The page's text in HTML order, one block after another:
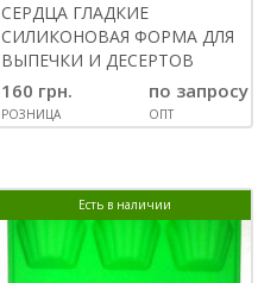
СЕРДЦА ГЛАДКИЕ
СИЛИКОНОВАЯ ФОРМА ДЛЯ
ВЫПЕЧКИ И ДЕСЕРТОВ
160 грн.
РОЗНИЦА
по запросу
ОПТ
Есть в наличии